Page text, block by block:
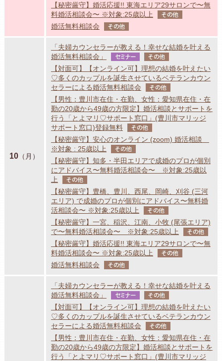
【秘密厳守】婚活応援!! 東海エリア29サロンで〜無
料婚活相談会〜 ※対象:25歳以上
その他
婚活無料相談会 その他
10（月）
「夫婦カウンセラーが教える！幸せな結婚を叶える
婚活無料相談会」
セミナー その他
【対面可】【オンライン可】理想の結婚を叶えたい
♡多くのカップルを誕生させているベテランカウン
セラーによる婚活無料相談会
その他
【男性：豊川市在住・在勤、女性：愛知県在住・在
勤の20歳から49歳の方限定】婚活相談とサポートを
行う「とよマリ♡サポート窓口」(豊川市マリッジ
サポート窓口)登録無料
その他
【秘密厳守】安心のオンライン (zoom) 婚活相談
※対象 : 25歳以上
その他
【秘密厳守】知多・半田エリアで成婚のプロが個別
にアドバイス〜無料婚活相談会〜 ※対象:25歳以
上
その他
【秘密厳守】豊橋、豊川、西尾、岡崎、刈谷 (三河
エリア) で成婚のプロが個別にアドバイス〜無料婚
活相談会〜 ※対象:25歳以上
その他
【秘密厳守】一宮、稲沢、江南、小牧 (尾張エリア)
で〜無料婚活相談会〜 ※対象:25歳以上
その他
【秘密厳守】婚活応援!! 東海エリア29サロンで〜無
料婚活相談会〜 ※対象:25歳以上
その他
婚活無料相談会 その他
「夫婦カウンセラーが教える！幸せな結婚を叶える
婚活無料相談会」
セミナー その他
【対面可】【オンライン可】理想の結婚を叶えたい
♡多くのカップルを誕生させているベテランカウン
セラーによる婚活無料相談会
その他
【男性：豊川市在住・在勤、女性：愛知県在住・在
勤の20歳から49歳の方限定】婚活相談とサポートを
行う「とよマリ♡サポート窓口」(豊川市マリッジ